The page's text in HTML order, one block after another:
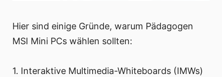
Hier sind einige Gründe, warum Pädagogen
MSI Mini PCs wählen sollten:
1. Interaktive Multimedia-Whiteboards (IMWs)